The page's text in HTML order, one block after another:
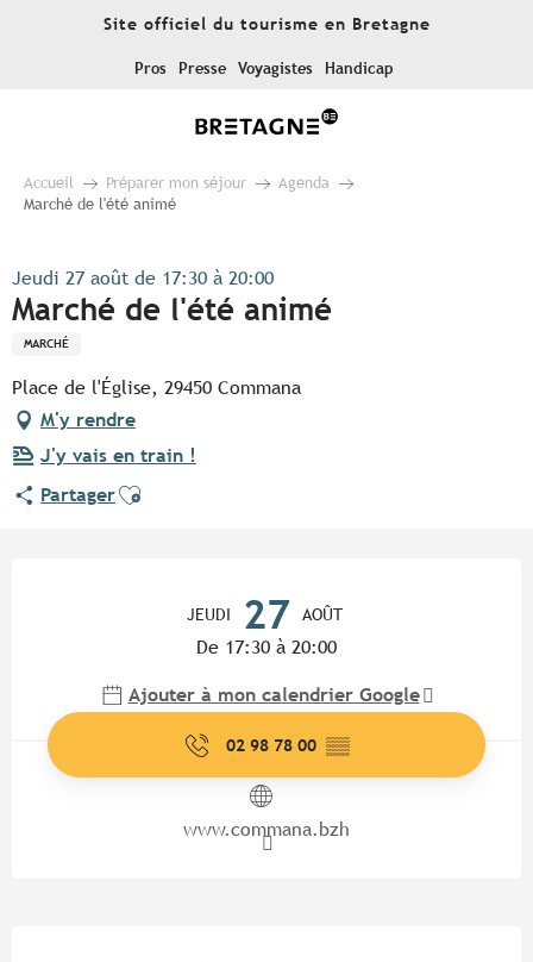
Site officiel du tourisme en Bretagne
Pros Presse Voyagistes Handicap
Accueil Préparer mon séjour
Agenda
Marché de l'été animé
Jeudi 27 août de 17:30 à 20:00
Marché de l'été animé
MARCHÉ
Place de l'Église, 29450 Commana
M'y rendre
J'y vais en train !
PartagerAjouter aux favoris
JEUDI 27 AOÛT
De 17:30 à 20:00
Ajouter à mon calendrier Google
02 98 78 00 ▒▒
www.commana.bzh